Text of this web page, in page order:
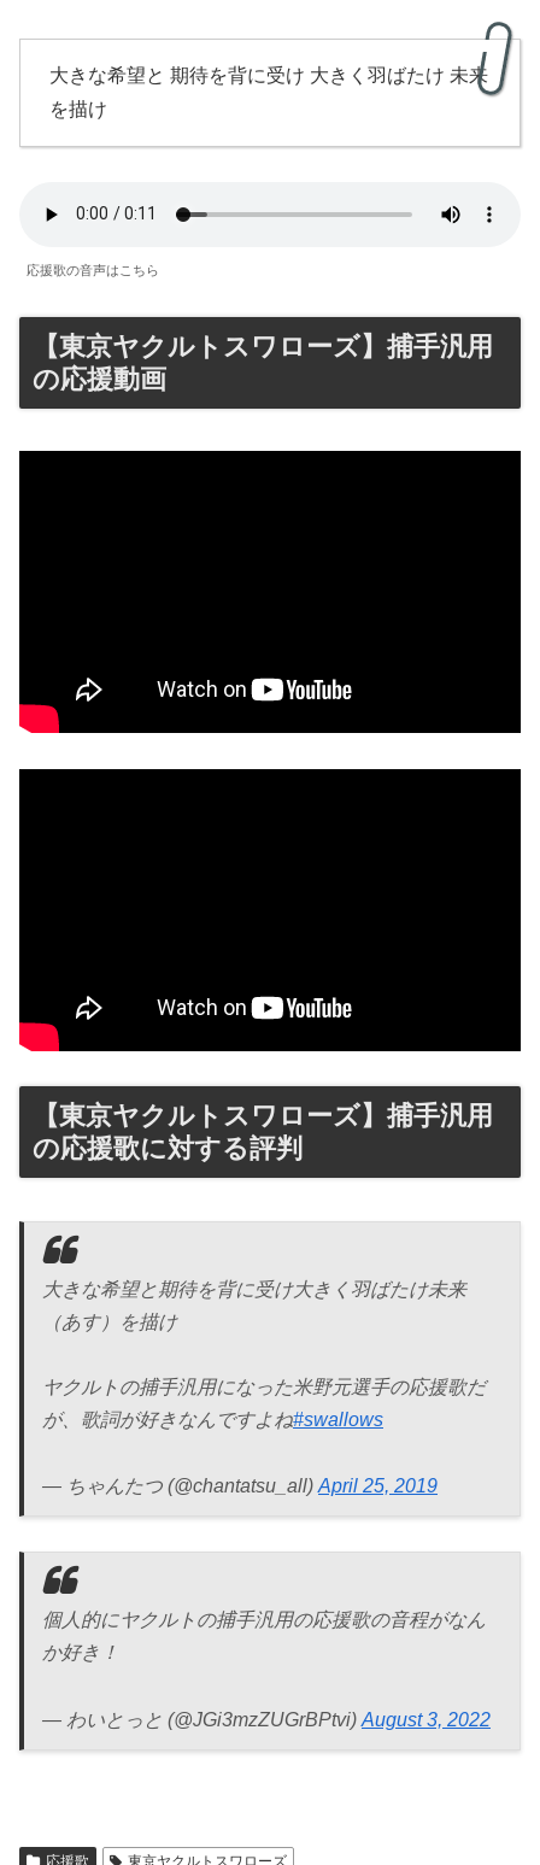
大きな希望と 期待を背に受け 大きく羽ばたけ 未来
を描け
応援歌の音声はこちら
【東京ヤクルトスワローズ】捕手汎用
の応援動画
【東京ヤクルトスワローズ】捕手汎用
の応援歌に対する評判
大きな希望と期待を背に受け大きく羽ばたけ未来
（あす）を描け
ヤクルトの捕手汎用になった米野元選手の応援歌だ
が、歌詞が好きなんですよね#swallows
— ちゃんたつ (@chantatsu_all)April 25, 2019
個人的にヤクルトの捕手汎用の応援歌の音程がなん
か好き！
— わいとっと (@JGi3mzZUGrBPtvi) August 3, 2022
応援歌 東京ヤクルトスワローズ